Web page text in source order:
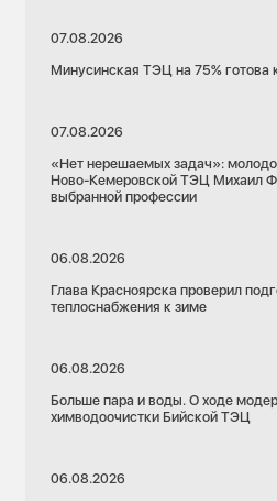
07.08.2026
Минусинская ТЭЦ на 75% готова
07.08.2026
«Нет нерешаемых задач»:
Ново-Кемеровской ТЭЦ Михаил
выбранной профессии
06.08.2026
Глава Красноярска проверил
теплоснабжения к зиме
06.08.2026
Больше пара и воды. О ходе
химводоочистки Бийской ТЭЦ
06.08.2026